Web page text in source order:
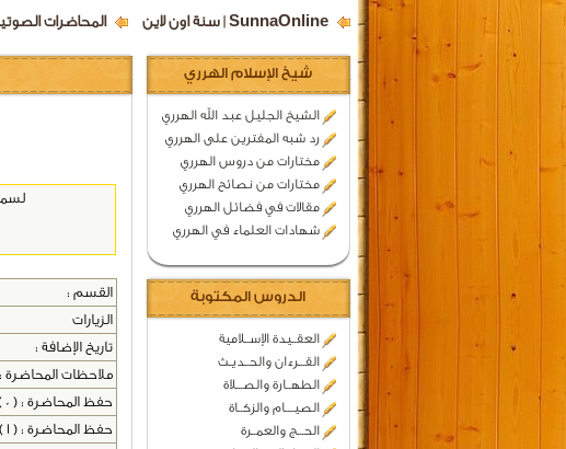
SunnaOnline | سنة اون لاين المحاضرات
شيخ الإسلام الهرري
الشيخ الجليل عبد الله الهرري
رد شبه المفترين على الهرري
مختارات من دروس الهرري
مختارات من نصائح الهرري
مقالات في فضائل الهرري
شهادات العلماء في الهرري
الدروس المكتوبة
العقــيدة الإســلامية
القـــرءان والحــديـث
الطهــارة والصـــلاة
الصيــــام والزكــاة
الحـــج والعمــرة
القسم :
الزيارات
تاريخ الإضافة :
ملاحظات المحاضرة :
حفظ المحاضرة : ( 0 )
حفظ المحاضرة : ( 1 )